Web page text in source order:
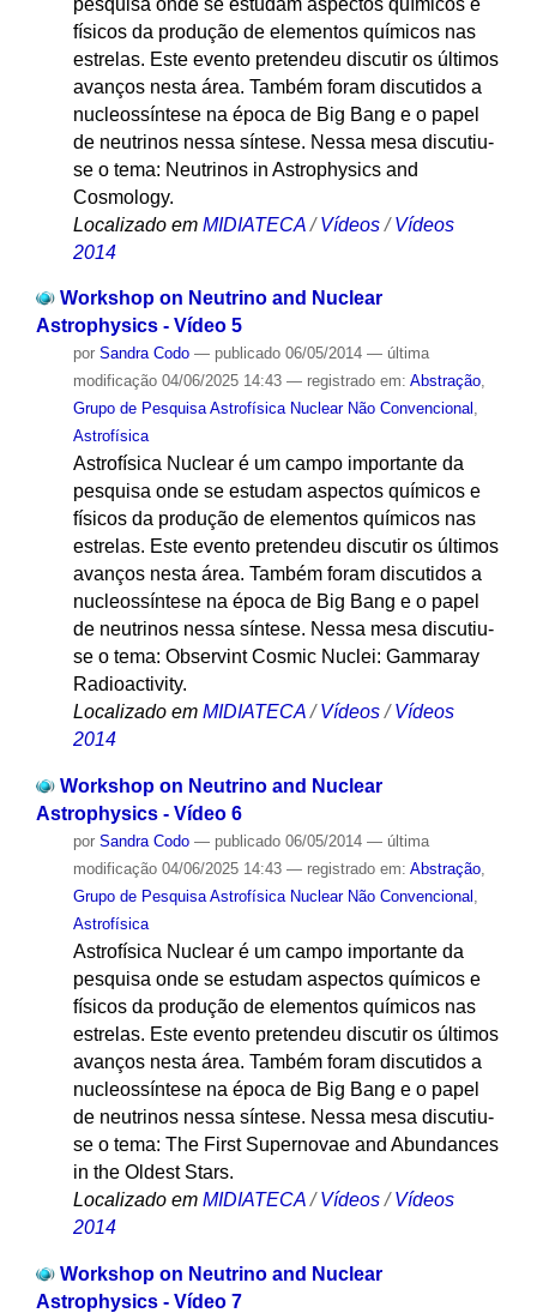
físicos da produção de elementos químicos nas
estrelas. Este evento pretendeu discutir os últimos
avanços nesta área. Também foram discutidos a
nucleossíntese na época de Big Bang e o papel
de neutrinos nessa síntese. Nessa mesa discutiu-
se o tema: Neutrinos in Astrophysics and
Cosmology.
Localizado em MIDIATECA /Vídeos /Vídeos
2014
Workshop on Neutrino and Nuclear
Astrophysics - Vídeo 5
por Sandra Codo — publicado06/05/2014 — última
modificação04/06/2025 14:43 — registrado em: Abstração,
Grupo de Pesquisa Astrofísica Nuclear Não Convencional ,
Astrofísica
Astrofísica Nuclear é um campo importante da
pesquisa onde se estudam aspectos químicos e
físicos da produção de elementos químicos nas
estrelas. Este evento pretendeu discutir os últimos
avanços nesta área. Também foram discutidos a
nucleossíntese na época de Big Bang e o papel
de neutrinos nessa síntese. Nessa mesa discutiu-
se o tema: Observint Cosmic Nuclei: Gammaray
Radioactivity.
Localizado em MIDIATECA / Vídeos / Vídeos
2014
Workshop on Neutrino and Nuclear
Astrophysics - Vídeo 6
por Sandra Codo — publicado06/05/2014 — última
modificação04/06/2025 14:43 — registrado em: Abstração,
Grupo de Pesquisa Astrofísica Nuclear Não Convencional ,
Astrofísica
Astrofísica Nuclear é um campo importante da
pesquisa onde se estudam aspectos químicos e
físicos da produção de elementos químicos nas
estrelas. Este evento pretendeu discutir os últimos
avanços nesta área. Também foram discutidos a
nucleossíntese na época de Big Bang e o papel
de neutrinos nessa síntese. Nessa mesa discutiu-
se o tema: The First Supernovae and Abundances
in the Oldest Stars.
Localizado em MIDIATECA /Vídeos /Vídeos
2014
Workshop on Neutrino and Nuclear
Astrophysics - Vídeo 7